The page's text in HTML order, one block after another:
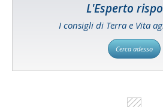
L'Esperto
I consigli di Terra e Vita
Cerca adesso